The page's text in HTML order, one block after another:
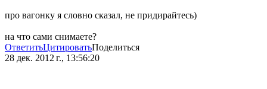
про вагонку я словно сказал, не придирайтесь)
на что сами снимаете?
ОтветитьЦитироватьПоделиться
28 дек. 2012 г., 13:56:20